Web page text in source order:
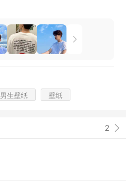
男生壁纸 壁纸
2